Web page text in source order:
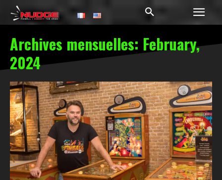
Archives mensuelles: February,
2024